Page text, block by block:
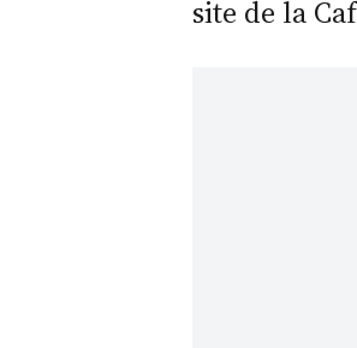
site de la